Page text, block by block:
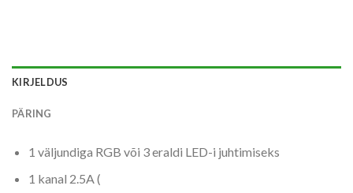
KIRJELDUS
PÄRING
1 väljundiga RGB või 3 eraldi LED-i juhtimiseks
1 kanal 2.5A (